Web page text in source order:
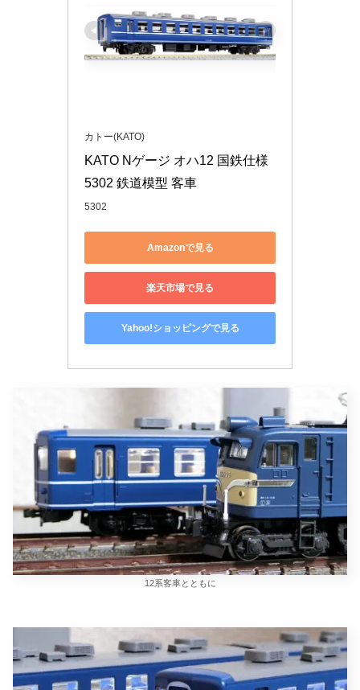
カトー(KATO)
KATO Nゲージ オハ12 国鉄仕様
5302 鉄道模型 客車
5302
Amazonで見る
楽天市場で見る
Yahoo!ショッピングで見る
12系客車とともに